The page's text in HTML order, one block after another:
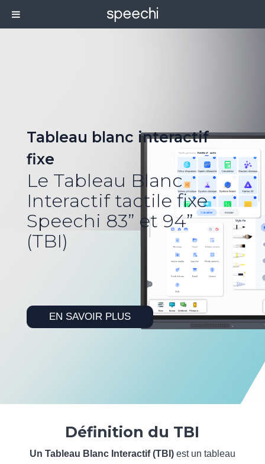
Tableau blanc interactif
fixe
Le Tableau Blanc
Interactif tactile fixe
Speechi 83” et 94”
(TBI)
EN SAVOIR PLUS
Définition du TBI
Un Tableau Blanc Interactif (TBI)est un tableau